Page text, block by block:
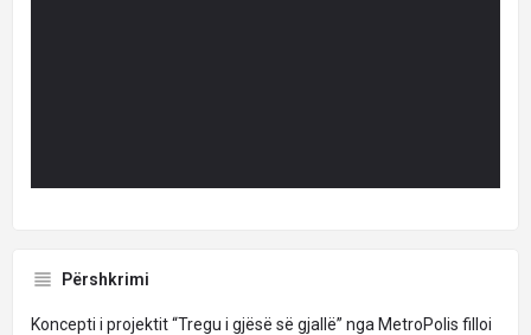
Përshkrimi
Koncepti i projektit “Tregu i gjësë së gjallë” nga MetroPolis filloi